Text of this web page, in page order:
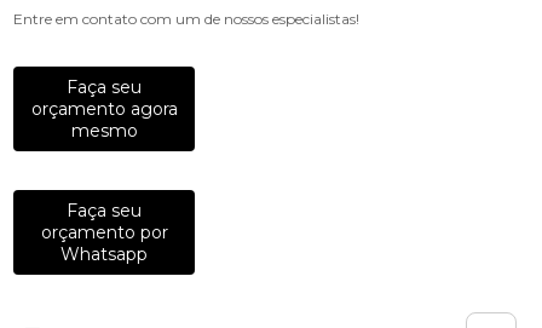
Entre em contato com um de nossos especialistas!
Faça seu
orçamento agora
mesmo
Faça seu
orçamento por
Whatsapp